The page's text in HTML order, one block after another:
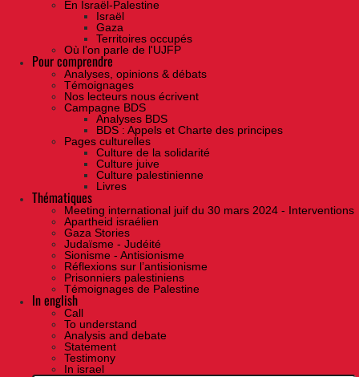
En Israël-Palestine
Israël
Gaza
Territoires occupés
Où l'on parle de l'UJFP
Pour comprendre
Analyses, opinions & débats
Témoignages
Nos lecteurs nous écrivent
Campagne BDS
Analyses BDS
BDS : Appels et Charte des principes
Pages culturelles
Culture de la solidarité
Culture juive
Culture palestinienne
Livres
Thématiques
Meeting international juif du 30 mars 2024 - Interventions
Apartheid israélien
Gaza Stories
Judaïsme - Judéité
Sionisme - Antisionisme
Réflexions sur l’antisionisme
Prisonniers palestiniens
Témoignages de Palestine
In english
Call
To understand
Analysis and debate
Statement
Testimony
In israel